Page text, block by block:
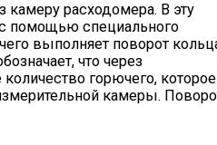
камеру расходомера. В эту
помощью специального
выполняет поворот
что через
горючего, которое
камеры.